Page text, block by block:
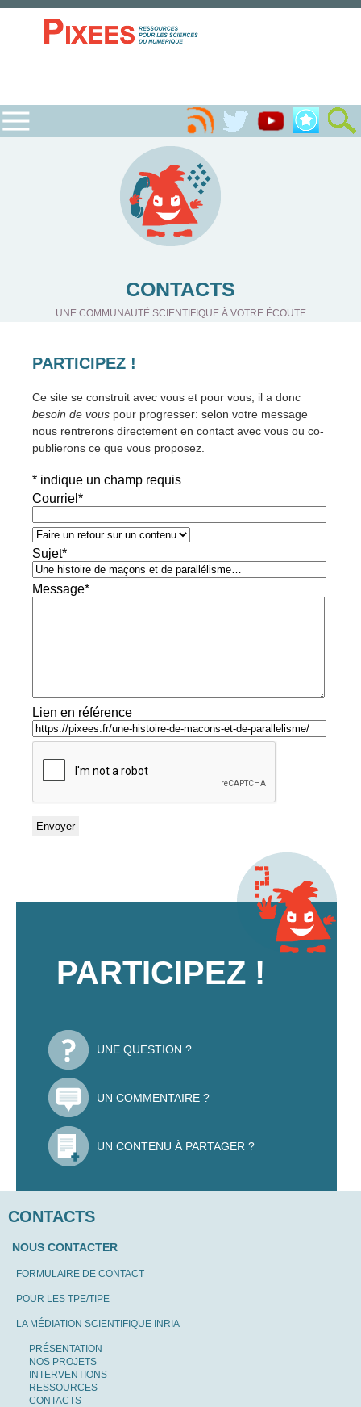
CONTACTS
UNE COMMUNAUTÉ SCIENTIFIQUE À VOTRE ÉCOUTE
PARTICIPEZ !
Ce site se construit avec vous et pour vous, il a donc
besoin de vous pour progresser: selon votre message
nous rentrerons directement en contact avec vous ou co-
publierons ce que vous proposez.
* indique un champ requis
Courriel *
Sujet*
Message*
Lien en référence
PARTICIPEZ !
UNE QUESTION ?
UN COMMENTAIRE ?
UN CONTENU À PARTAGER ?
CONTACTS
NOUS CONTACTER
FORMULAIRE DE CONTACT
POUR LES TPE/TIPE
LA MÉDIATION SCIENTIFIQUE INRIA
PRÉSENTATION
NOS PROJETS
INTERVENTIONS
RESSOURCES
CONTACTS